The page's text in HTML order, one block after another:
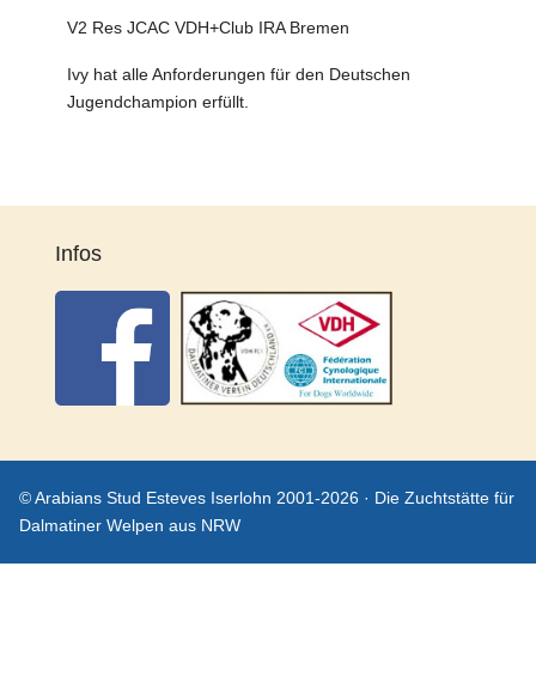
V2 Res JCAC VDH+Club IRA Bremen
Ivy hat alle Anforderungen für den Deutschen
Jugendchampion erfüllt.
Infos
© Arabians Stud Esteves Iserlohn 2001-2026 · Die Zuchtstätte für
Dalmatiner Welpen aus NRW